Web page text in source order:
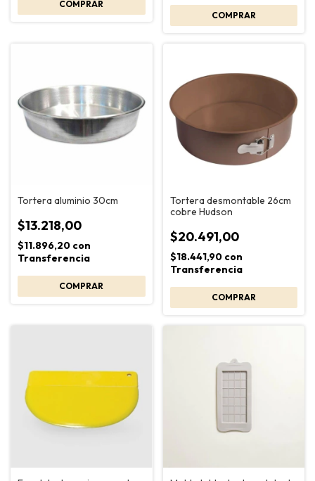
Tortera aluminio 30cm
$13.218,00
$11.896,20 con
Transferencia
Tortera desmontable 26cm
cobre Hudson
$20.491,00
$18.441,90 con
Transferencia